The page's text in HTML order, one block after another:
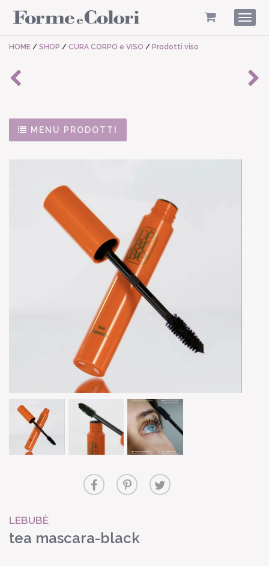
HOME / SHOP / CURA CORPO e VISO / Prodotti viso
MENU PRODOTTI
LEBUBÈ
tea mascara-black